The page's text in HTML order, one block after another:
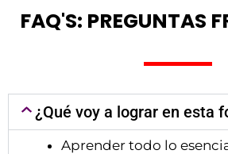
FAQ'S: PREGUNTAS
¿Qué voy a lograr en esta
Aprender todo lo